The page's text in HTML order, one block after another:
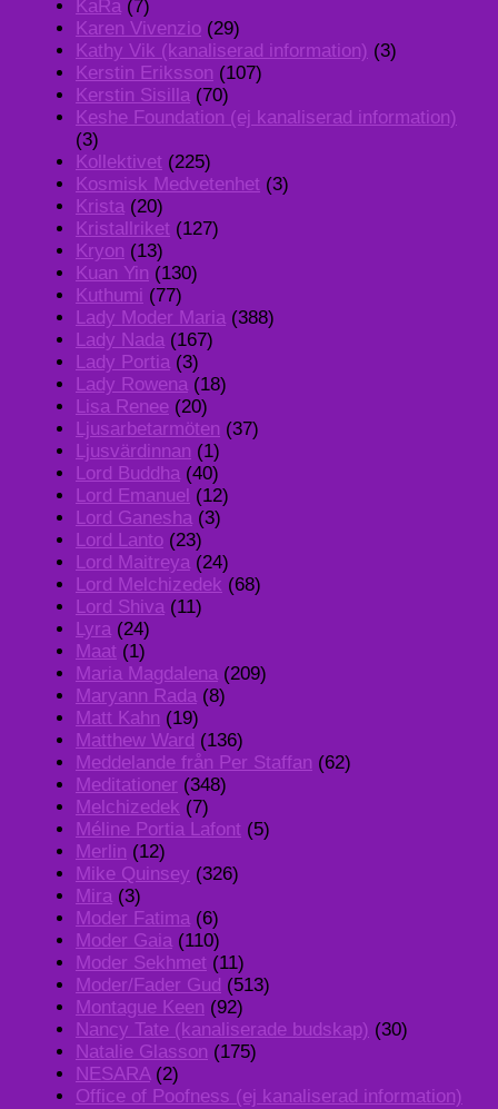
KaRa (7)
Karen Vivenzio (29)
Kathy Vik (kanaliserad information) (3)
Kerstin Eriksson (107)
Kerstin Sisilla (70)
Keshe Foundation (ej kanaliserad information)
(3)
Kollektivet (225)
Kosmisk Medvetenhet (3)
Krista (20)
Kristallriket (127)
Kryon (13)
Kuan Yin (130)
Kuthumi (77)
Lady Moder Maria (388)
Lady Nada (167)
Lady Portia (3)
Lady Rowena (18)
Lisa Renee (20)
Ljusarbetarmöten (37)
Ljusvärdinnan (1)
Lord Buddha (40)
Lord Emanuel (12)
Lord Ganesha (3)
Lord Lanto (23)
Lord Maitreya (24)
Lord Melchizedek (68)
Lord Shiva (11)
Lyra (24)
Maat (1)
Maria Magdalena (209)
Maryann Rada (8)
Matt Kahn (19)
Matthew Ward (136)
Meddelande från Per Staffan (62)
Meditationer (348)
Melchizedek (7)
Méline Portia Lafont (5)
Merlin (12)
Mike Quinsey (326)
Mira (3)
Moder Fatima (6)
Moder Gaia (110)
Moder Sekhmet (11)
Moder/Fader Gud (513)
Montague Keen (92)
Nancy Tate (kanaliserade budskap) (30)
Natalie Glasson (175)
NESARA(2)
Office of Poofness (ej kanaliserad information)